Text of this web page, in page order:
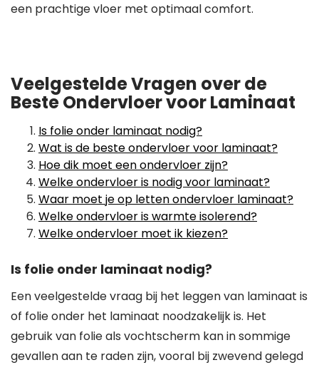
een prachtige vloer met optimaal comfort.
Veelgestelde Vragen over de
Beste Ondervloer voor Laminaat
Is folie onder laminaat nodig?
Wat is de beste ondervloer voor laminaat?
Hoe dik moet een ondervloer zijn?
Welke ondervloer is nodig voor laminaat?
Waar moet je op letten ondervloer laminaat?
Welke ondervloer is warmte isolerend?
Welke ondervloer moet ik kiezen?
Is folie onder laminaat nodig?
Een veelgestelde vraag bij het leggen van laminaat is
of folie onder het laminaat noodzakelijk is. Het
gebruik van folie als vochtscherm kan in sommige
gevallen aan te raden zijn, vooral bij zwevend gelegd